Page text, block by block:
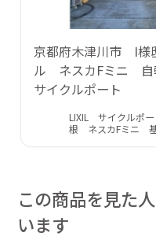
京都府木津川市 I
ル ネスカFミニ 自
サイクルポート
LIXIL サイクルポ
根 ネスカFミニ
この商品を見た
います